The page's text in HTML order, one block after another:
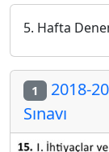
5. Hafta
1 2018-
Sınavı